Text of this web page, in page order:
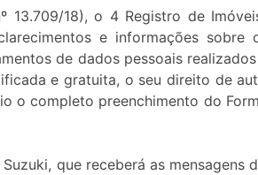
18), o 4 Registro de
e informações
de dados pessoais
e gratuita, o seu direito de
o completo preenchimento do
que receberá as mensagens